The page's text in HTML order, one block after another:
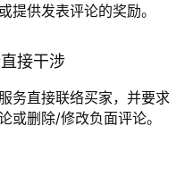
提供发表评论的奖励。
接干涉
务直接联络买家，并要求
或删除/修改负面评论。